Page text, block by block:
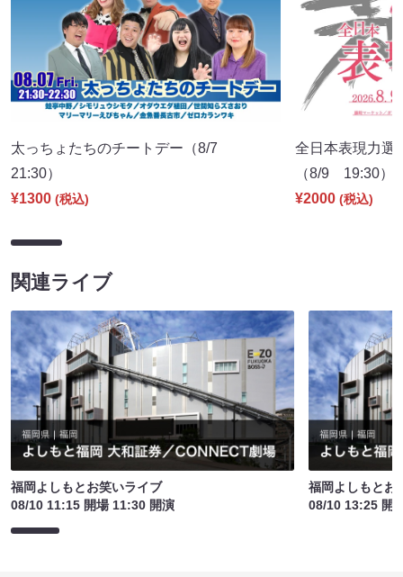
太っちょたちのチートデー（8/7
21:30）
¥1300 (税込)
全日本表現力選
（8/9 19:30）
¥2000 (税込)
関連ライブ
福岡よしもとお笑いライブ
08/10 11:15 開場 11:30 開演
福岡よしもとお
08/10 13:25 開